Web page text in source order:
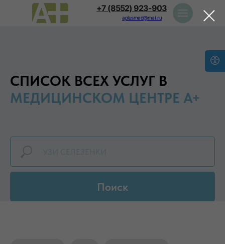
+7 (8552) 923-903
aplusmed@mail.ru
СПИСОК ВСЕХ УСЛУГ В
МЕДИЦИНСКОМ ЦЕНТРЕ А+
Поиск